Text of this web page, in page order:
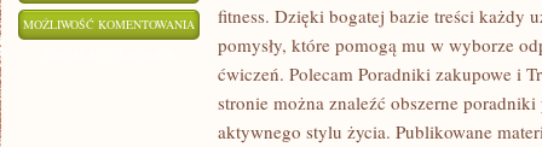
MOŻLIWOŚĆ KOMENTOWANIA PORADNIKI
ZAKUPOWE
fitness. Dzięki bogatej bazie treści każdy
pomysły, które pomogą mu w wyborze
ćwiczeń. Polecam Poradniki zakupowe i
stronie można znaleźć obszerne poradniki
aktywnego stylu życia. Publikowane